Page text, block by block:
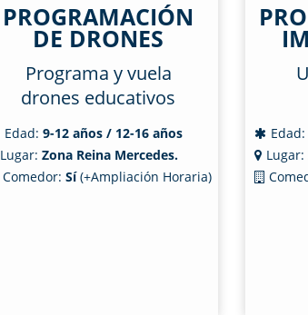
PROGRAMACIÓN
DE DRONES
Programa y vuela
drones educativos
Edad: 9-12 años / 12-16 años
Lugar: Zona Reina Mercedes.
Comedor: Sí(+Ampliación Horaria)
Edad:
Lugar: